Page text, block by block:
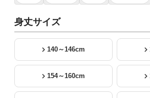
身丈サイズ
140～146cm
154～160cm